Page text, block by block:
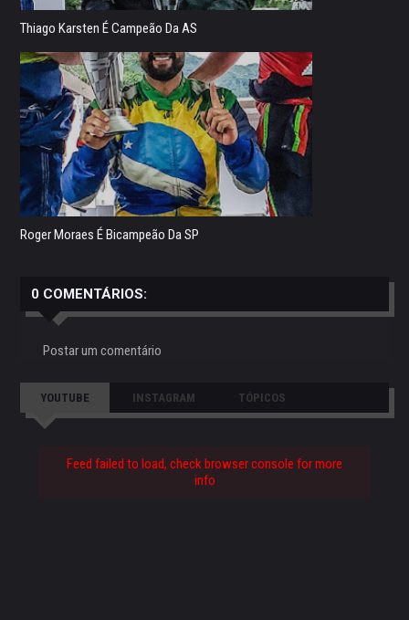
Thiago Karsten É Campeão Da AS
Roger Moraes É Bicampeão Da SP
0 COMENTÁRIOS:
Postar um comentário
YOUTUBE INSTAGRAM TÓPICOS
Feed failed to load, check browser console for more
info